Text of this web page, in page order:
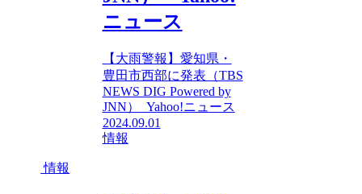
ニュース
【大雨警報】愛知県・
豊田市西部に発表（TBS
NEWS DIG Powered by
JNN） Yahoo!ニュース
2024.09.01
情報
情報